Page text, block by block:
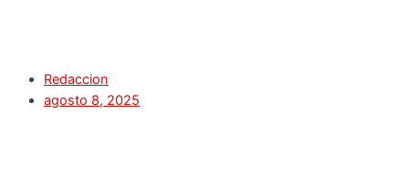
Redaccion
agosto 8, 2025